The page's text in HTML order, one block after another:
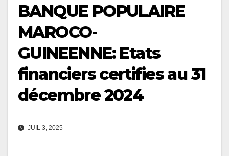
BANQUE POPULAIRE
MAROCO-
GUINEENNE: Etats
financiers certifies au 31
décembre 2024
JUIL 3, 2025